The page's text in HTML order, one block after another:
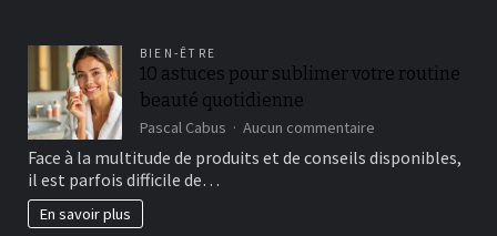
BIEN-ÊTRE
10 astuces pour sublimer votre routine
beauté quotidienne
Pascal Cabus Aucun commentaire
astuces
Face à la multitude de produits et de conseils disponibles,
il est parfois difficile de…
En savoir plus